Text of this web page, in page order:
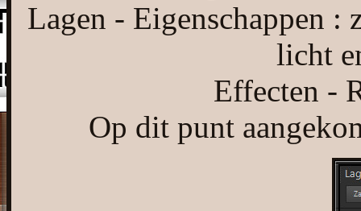
Lagen - Eigenschappen :
licht
Effecten -
Op dit punt